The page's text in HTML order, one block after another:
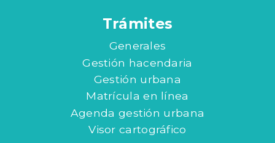
Trámites
Generales
Gestión hacendaria
Gestión urbana
Matrícula en línea
Agenda gestión urbana
Visor cartográfico